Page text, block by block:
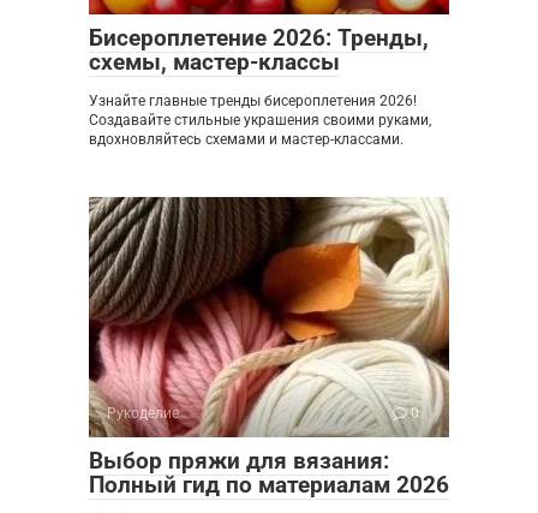
Бисероплетение 2026: Тренды,
схемы, мастер-классы
Узнайте главные тренды бисероплетения 2026!
Создавайте стильные украшения своими руками,
вдохновляйтесь схемами и мастер-классами.
Рукоделие 0
Выбор пряжи для вязания:
Полный гид по материалам 2026